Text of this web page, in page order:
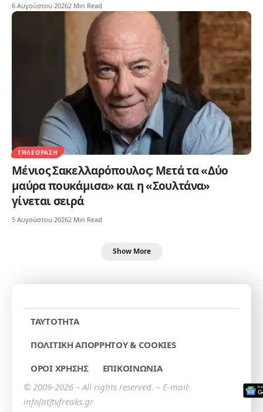
6 Αυγούστου 20262 Min Read
ΤΗΛΕΌΡΑΣΗ
Μένιος Σακελλαρόπουλος: Μετά τα «Δύο
μαύρα πουκάμισα» και η «Σουλτάνα»
γίνεται σειρά
5 Αυγούστου 20262 Min Read
Show More
TAYTOTHTA
ΠΟΛΙΤΙΚΗ ΑΠΟΡΡΗΤΟΥ & COOKIES
ΟΡΟΙ ΧΡΗΣΗΣ
ΕΠΙΚΟΙΝΩΝΙΑ
© 2009-2026 – All rights reserved. – E-mail:
info[at]tvfreaks.gr